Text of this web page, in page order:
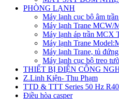
PHÒNG LẠNH
Máy lạnh cục bộ âm
Máy lạnh Trane MCW/
Máy lạnh áp trần MCX
Máy lạnh Trane
Máy lạnh Trane, tủ
Máy lạnh cục bộ treo
THIẾT BỊ ĐIỆN CÔNG
Z.Linh Kiện- Thu Phạm
TTD & TTT Series 50 Hz
Điều hòa casper